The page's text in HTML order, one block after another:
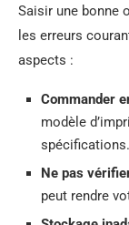
Saisir une bonne
les erreurs
aspects :
Commander
modèle
spécifications.
Ne pas
peut rendre